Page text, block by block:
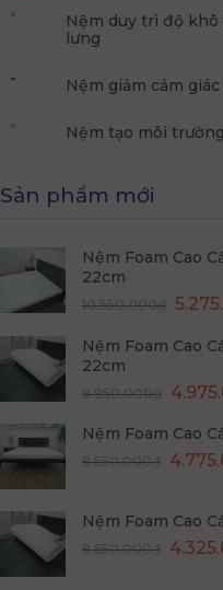
Nệm duy trì độ
lưng
Nệm giảm cảm
Nệm tạo môi
Sản phẩm mới
Nệm Foam Cao
22cm
10.550.000₫ Giá
là:
Nệm Foam Cao
22cm
9.950.000₫ Giá
là:
Nệm Foam Cao
9.550.000₫ Giá
Nệm Foam Cao
8.650.000₫ Giá